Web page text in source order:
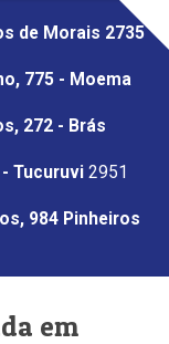
de Morais 2735
775 - Moema
272 - Brás
- Tucuruvi 2951
984 Pinheiros
em